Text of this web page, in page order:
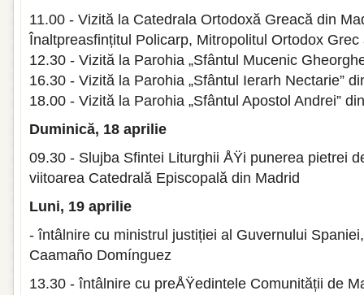
11.00 - Vizită la Catedrala Ortodoxă Greacă din
Înaltpreasfințitul Policarp, Mitropolitul Ortodox
12.30 - Vizită la Parohia „Sfântul Mucenic
16.30 - Vizită la Parohia „Sfântul Ierarh Nectarie”
18.00 - Vizită la Parohia „Sfântul Apostol Andrei”
Duminică, 18 aprilie
09.30 - Slujba Sfintei Liturghii ÅŸi punerea pietrei
viitoarea Catedrală Episcopală din Madrid
Luni, 19 aprilie
- întâlnire cu ministrul justiției al Guvernului
Caamaño Domínguez
13.30 - întâlnire cu preÅŸedintele Comunității de